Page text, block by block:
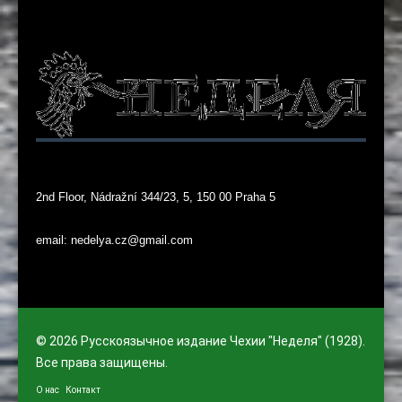
2nd Floor, Nádražní 344/23, 5, 150 00 Praha 5
email: nedelya.cz@gmail.com
© 2026 Русскоязычное издание Чехии "Неделя" (1928).
Все права защищены.
О нас Контакт